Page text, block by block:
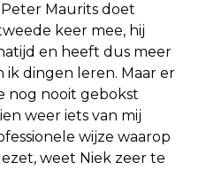
Maurits doet
keer mee, hij
en heeft dus meer
ik dingen leren. Maar er
nog nooit gebokst
weer iets van mij
wijze waarop
weet Niek zeer te